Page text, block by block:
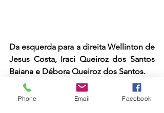
Da esquerda para a direita Wellinton de
Jesus Costa, Iraci Queiroz dos Santos
Baiana e Débora Queiroz dos Santos.
Phone Email Facebook